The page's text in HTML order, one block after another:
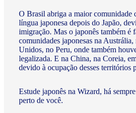
O Brasil abriga a maior comunidade
língua japonesa depois do Japão,
imigração. Mas o japonês também é
comunidades japonesas na Austrália,
Unidos, no Peru, onde também
legalizada. E na China, na Coreia,
devido à ocupação desses territórios
Estude japonês na Wizard, há
perto de você.